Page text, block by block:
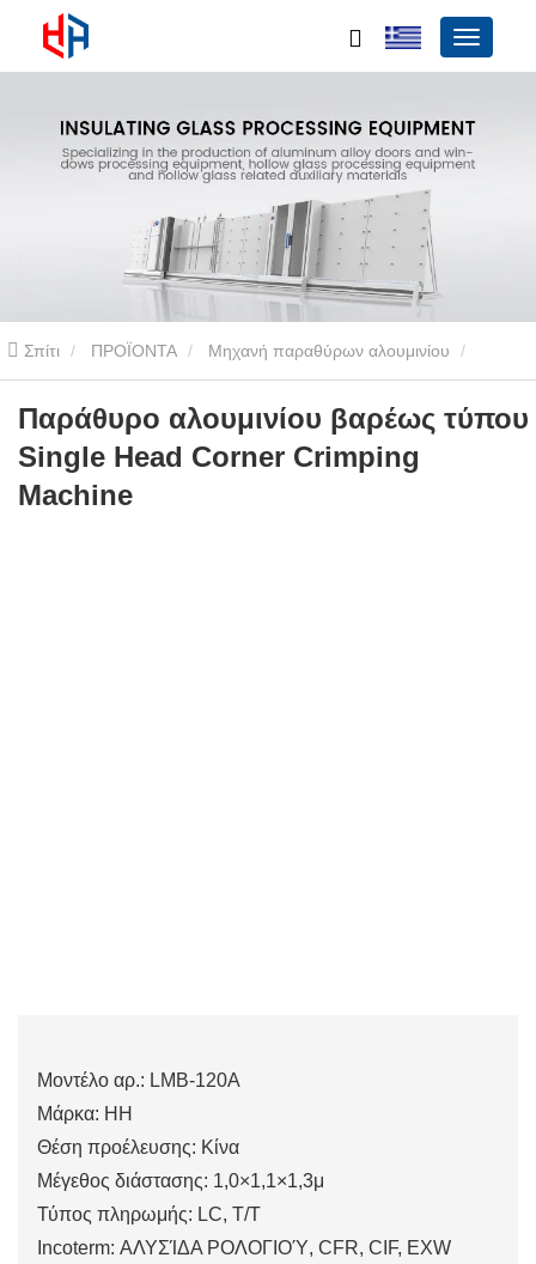
Σπίτι ΠΡΟΪΟΝΤΑ Μηχανή παραθύρων αλουμινίου
Γωνιακή μηχανή πτύχωσης αλουμινίου
βαρέως τύπου Single Head Corner Crimping Machine
Παράθυρο αλουμινίου βαρέως τύπου
Single Head Corner Crimping
Machine
Μοντέλο αρ.: LMB-120Α
Μάρκα: HH
Θέση προέλευσης: Κίνα
Μέγεθος διάστασης: 1,0×1,1×1,3μ
Τύπος πληρωμής: LC, T/T
Incoterm: ΑΛΥΣΊΔΑ ΡΟΛΟΓΙΟΎ, CFR, CIF, EXW